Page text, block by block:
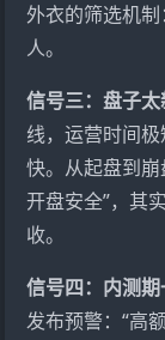
外衣的筛选机
人。
信号三：盘子
线，运营时间
快。从起盘到
开盘安全”，其
收。
信号四：内测
发布预警：“高